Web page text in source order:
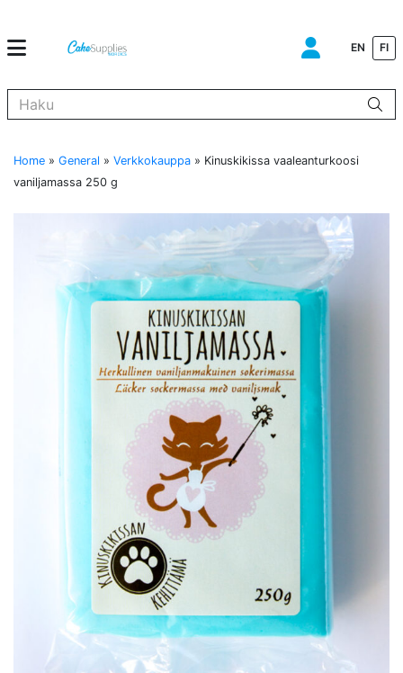
EN FI
Home » General » Verkkokauppa » Kinuskikissa vaaleanturkoosi
vaniljamassa 250 g